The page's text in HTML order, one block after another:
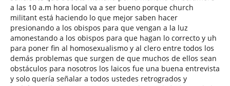
a las 10 a.m hora local va a ser bueno porque church
militant está haciendo lo que mejor saben hacer
presionando a los obispos para que vengan a la luz
amonestando a los obispos para que hagan lo correcto y uh
para poner fin al homosexualismo y al clero entre todos los
demás problemas que surgen de que muchos de ellos sean
obstáculos para nosotros los laicos fue una buena entrevista
y solo quería señalar a todos ustedes retrogrados y